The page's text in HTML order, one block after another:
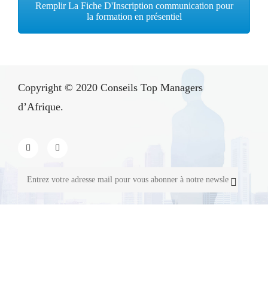
Remplir La Fiche D'Inscription communication pour
la formation en présentiel
Copyright © 2020 Conseils Top Managers
d’Afrique.